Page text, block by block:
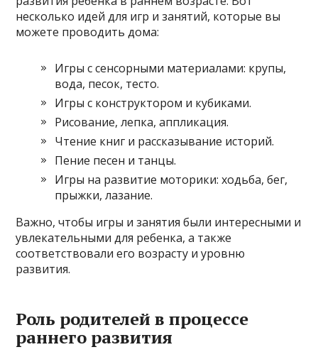
несколько идей для игр и занятий, которые вы
можете проводить дома:
Игры с сенсорными материалами: крупы,
вода, песок, тесто.
Игры с конструктором и кубиками.
Рисование, лепка, аппликация.
Чтение книг и рассказывание историй.
Пение песен и танцы.
Игры на развитие моторики: ходьба, бег,
прыжки, лазание.
Важно, чтобы игры и занятия были интересными и
увлекательными для ребенка, а также
соответствовали его возрасту и уровню
развития.
Роль родителей в процессе
раннего развития